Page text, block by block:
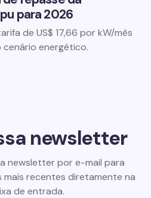
para 2026
de US$ 17,66 por kW/mês
cenário energético.
newsletter
newsletter por e-mail para
recentes diretamente na
de entrada.